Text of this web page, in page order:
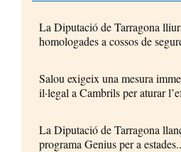
La Diputació de Tarragona
homologades a cossos de
Salou exigeix una mesura
il·legal a Cambrils per aturar
La Diputació de Tarragona
programa Genius per a